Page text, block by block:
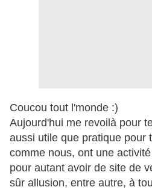
Coucou tout l'monde :)
Aujourd'hui me revoilà pour
aussi utile que pratique pour
comme nous, ont une
pour autant avoir de site de
sûr allusion, entre autre, à